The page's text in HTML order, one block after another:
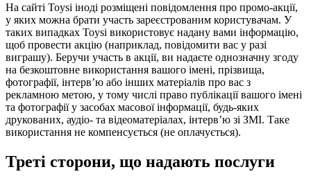
На сайті Toysi іноді розміщені повідомлення про промо-акції,
у яких можна брати участь зареєстрованим користувачам. У
таких випадках Toysi використовує надану вами інформацію,
щоб провести акцію (наприклад, повідомити вас у разі
виграшу). Беручи участь в акції, ви надаєте однозначну згоду
на безкоштовне використання вашого імені, прізвища,
фотографії, інтерв’ю або інших матеріалів про вас з
рекламною метою, у тому числі право публікації вашого імені
та фотографії у засобах масової інформації, будь-яких
друкованих, аудіо- та відеоматеріалах, інтерв’ю зі ЗМІ. Таке
використання не компенсується (не оплачується).
Треті сторони, що надають послуги